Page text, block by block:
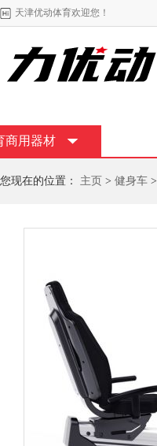
天津优动体育欢迎您！
商用器材
您现在的位置： 主页 > 健身车 >